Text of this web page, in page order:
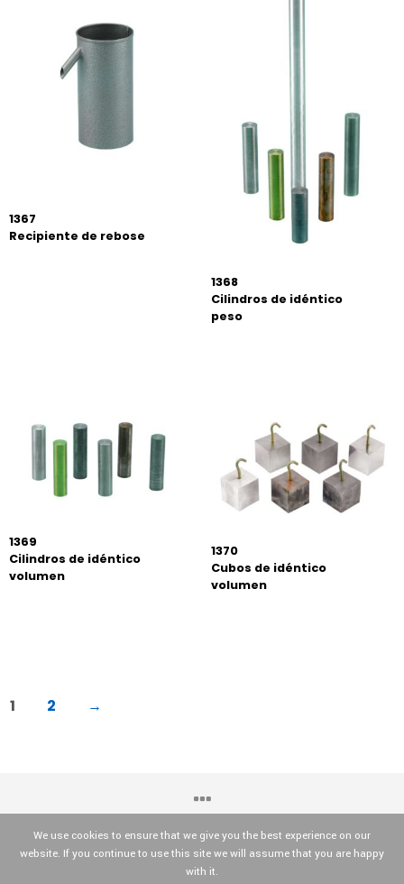
1367
Recipiente de rebose
1368
Cilindros de idéntico
peso
1369
Cilindros de idéntico
volumen
1370
Cubos de idéntico
volumen
1 2 →
We use cookies to ensure that we give you the best experience on our
website. If you continue to use this site we will assume that you are happy
with it.